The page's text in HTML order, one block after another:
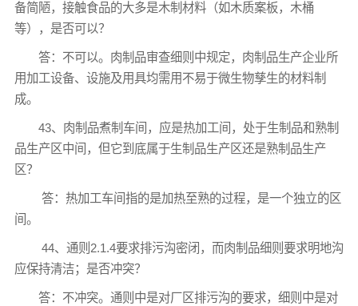
备简陋，接触食品的大多是木制材料（如木质案板，木桶
等），是否可以？
答：不可以。肉制品审查细则中规定，肉制品生产企业所
用加工设备、设施及用具均需用不易于微生物孳生的材料制
成。
43、肉制品煮制车间，应是热加工间，处于生制品和熟制
品生产区中间，但它到底属于生制品生产区还是熟制品生产
区？
答：热加工车间指的是加热至熟的过程，是一个独立的区
间。
44、通则2.1.4要求排污沟密闭，而肉制品细则要求明地沟
应保持清洁；是否冲突？
答：不冲突。通则中是对厂区排污沟的要求，细则中是对